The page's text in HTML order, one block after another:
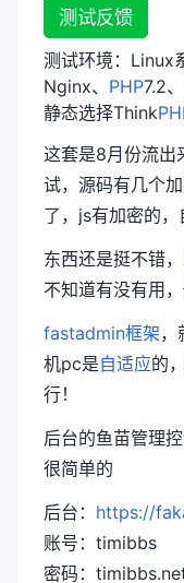
测试反馈
测试环境：Linux
Nginx、 PHP7.2
静态选择Think
这套是8月份流出
试，源码有几个
了，js有加密的，
东西还是挺不错，
不知道有没有用
fastadmin框架，
机pc是自适应的
行！
后台的鱼苗管理
很简单的
后台： https://
账号：timibbs
密码：